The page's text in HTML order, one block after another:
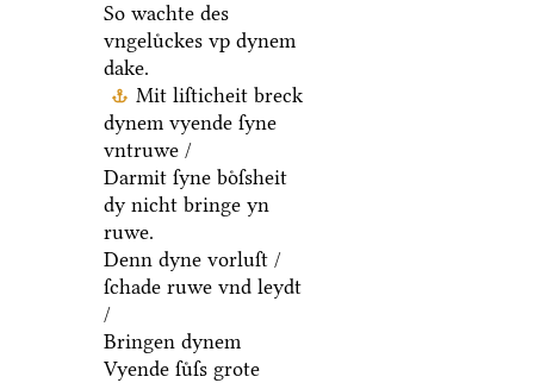
So wachte des
vngeluͤckes vp dynem
dake.
Mit liſticheit breck
dynem vyende ſyne
vntruwe /
Darmit ſyne boͤſsheit
dy nicht bringe yn
ruwe.
Denn dyne vorluſt /
ſchade ruwe vnd leydt
/
Bringen dynem
Vyende ſuͤſs grote